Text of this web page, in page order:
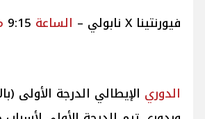
فيورنتينا X نابولي –
الساعة
الدوري